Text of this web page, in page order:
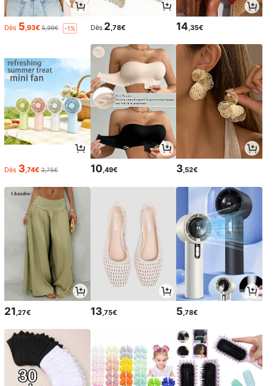
Dès 5,93€ 5,99€ -1% Dès 2,78€ 14,35€
Dès 3,74€ 3,75€ 10,49€ 3,52€
21 ,27€ 13,75€ 5 ,78€